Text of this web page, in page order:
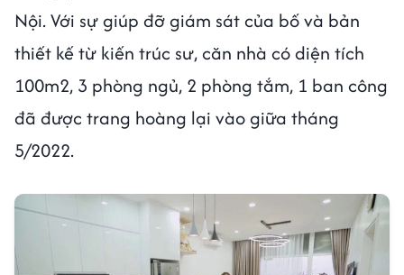
Nội. Với sự giúp đỡ giám sát của bố và bản
thiết kế từ kiến trúc sư, căn nhà có diện tích
100m2, 3 phòng ngủ, 2 phòng tắm, 1 ban công
đã được trang hoàng lại vào giữa tháng
5/2022.